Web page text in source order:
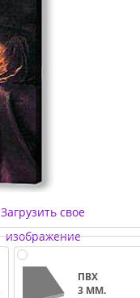
Загрузить свое
изображение
ПВХ
3 ММ.